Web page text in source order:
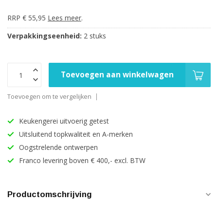
RRP € 55,95 Lees meer.
Verpakkingseenheid: 2 stuks
Toevoegen aan winkelwagen
Toevoegen om te vergelijken
Keukengerei uitvoerig getest
Uitsluitend topkwaliteit en A-merken
Oogstrelende ontwerpen
Franco levering boven € 400,- excl. BTW
Productomschrijving